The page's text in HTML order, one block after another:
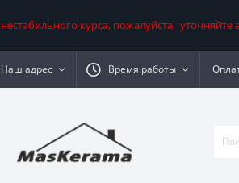
курса, пожалуйста,
Наш адрес Время работы